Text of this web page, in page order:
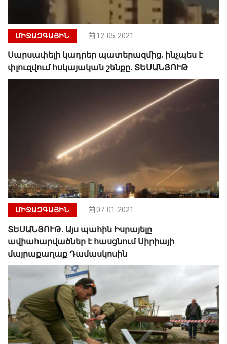
ՄԻՋԱԶԳԱՅԻՆ 12-05-2021
Սարսափելի կադրեր պատերազմից. ինչպես է
փլուզվում հսկայական շենքը. ՏԵՍԱՆՅՈՒԹ
ՄԻՋԱԶԳԱՅԻՆ 07-01-2021
ՏԵՍԱՆՅՈՒԹ. Այս պահին Իսրայելը
ավիահարվածներ է հասցնում Սիրիայի
մայրաքաղաք Դամասկոսին